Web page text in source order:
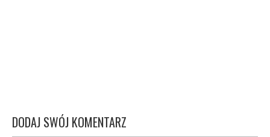
DODAJ SWÓJ KOMENTARZ